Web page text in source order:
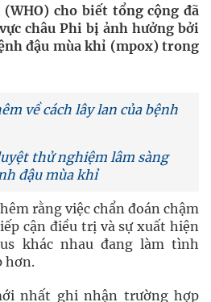
cho biết tổng cộng đã
châu Phi bị ảnh hưởng bởi
đậu mùa khỉ (mpox) trong
về cách lây lan của bệnh
thử nghiệm lâm sàng
đậu mùa khỉ
rằng việc chẩn đoán chậm
cận điều trị và sự xuất hiện
khác nhau đang làm tình
hơn.
nhất ghi nhận trường hợp